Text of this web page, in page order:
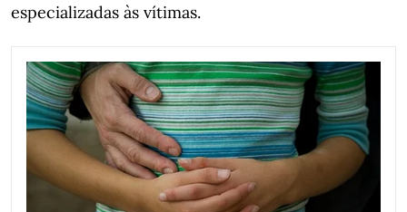
especializadas às vítimas.